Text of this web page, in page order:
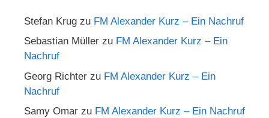
Stefan Krug zu FM Alexander Kurz – Ein Nachruf
Sebastian Müller zu FM Alexander Kurz – Ein
Nachruf
Georg Richter zu FM Alexander Kurz – Ein
Nachruf
Samy Omar zu FM Alexander Kurz – Ein Nachruf